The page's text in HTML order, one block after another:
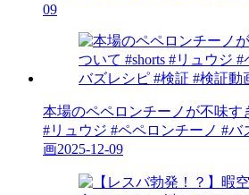
09
本場のペペロンチーノが不味す
#リュウジ #ペペロンチーノ #バ
画2025-12-09